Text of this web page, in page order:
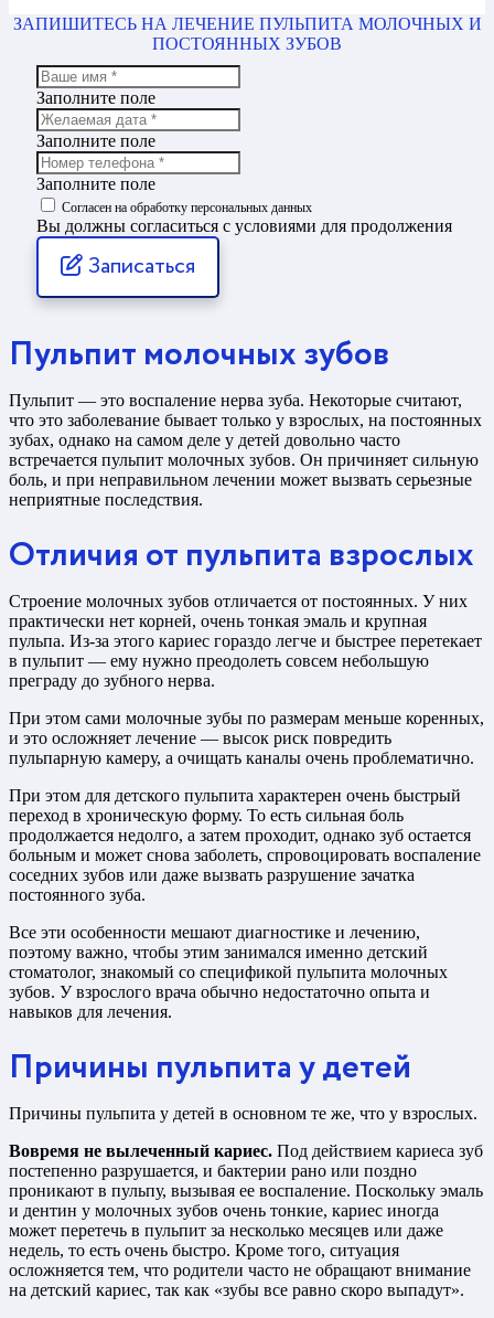
ЗАПИШИТЕСЬ НА ЛЕЧЕНИЕ ПУЛЬПИТА МОЛОЧНЫХ И
ПОСТОЯННЫХ ЗУБОВ
Заполните поле
Заполните поле
Заполните поле
Согласен на обработку персональных данных
Вы должны согласиться с условиями для продолжения
Записаться
Пульпит молочных зубов
Пульпит — это воспаление нерва зуба. Некоторые считают,
что это заболевание бывает только у взрослых, на постоянных
зубах, однако на самом деле у детей довольно часто
встречается пульпит молочных зубов. Он причиняет сильную
боль, и при неправильном лечении может вызвать серьезные
неприятные последствия.
Отличия от пульпита взрослых
Строение молочных зубов отличается от постоянных. У них
практически нет корней, очень тонкая эмаль и крупная
пульпа. Из-за этого кариес гораздо легче и быстрее перетекает
в пульпит — ему нужно преодолеть совсем небольшую
преграду до зубного нерва.
При этом сами молочные зубы по размерам меньше коренных,
и это осложняет лечение — высок риск повредить
пульпарную камеру, а очищать каналы очень проблематично.
При этом для детского пульпита характерен очень быстрый
переход в хроническую форму. То есть сильная боль
продолжается недолго, а затем проходит, однако зуб остается
больным и может снова заболеть, спровоцировать воспаление
соседних зубов или даже вызвать разрушение зачатка
постоянного зуба.
Все эти особенности мешают диагностике и лечению,
поэтому важно, чтобы этим занимался именно детский
стоматолог, знакомый со спецификой пульпита молочных
зубов. У взрослого врача обычно недостаточно опыта и
навыков для лечения.
Причины пульпита у детей
Причины пульпита у детей в основном те же, что у взрослых.
Вовремя не вылеченный кариес. Под действием кариеса зуб
постепенно разрушается, и бактерии рано или поздно
проникают в пульпу, вызывая ее воспаление. Поскольку эмаль
и дентин у молочных зубов очень тонкие, кариес иногда
может перетечь в пульпит за несколько месяцев или даже
недель, то есть очень быстро. Кроме того, ситуация
осложняется тем, что родители часто не обращают внимание
на детский кариес, так как «зубы все равно скоро выпадут».